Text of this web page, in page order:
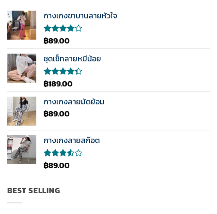
กางเกงขาบานลายหัวใจ
ให้
4.00
ตั้งแต่ 1-
5
คะแนน
฿89.00
ชุดเซ็ทลายหมีน้อย
ให้
4.33
ตั้งแต่ 1-5
คะแนน
฿189.00
กางเกงลายมัดย้อม
฿89.00
กางเกงลายสก๊อต
ให้
ตั้งแต่
1-5
฿89.00
BEST SELLING